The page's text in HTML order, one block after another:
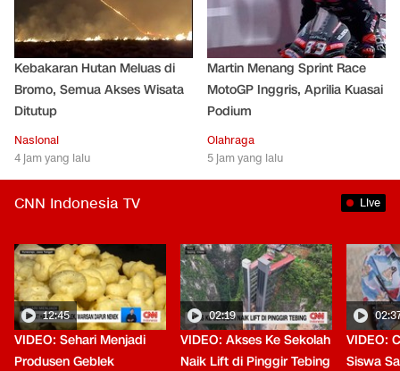
Kebakaran Hutan Meluas di
Bromo, Semua Akses Wisata
Ditutup
Nasional
4 jam yang lalu
Martin Menang Sprint Race
MotoGP Inggris, Aprilia Kuasai
Podium
Olahraga
5 jam yang lalu
CNN Indonesia TV Live
12:45
VIDEO: Sehari Menjadi
Produsen Geblek
02:19
VIDEO: Akses Ke Sekolah
Naik Lift di Pinggir Tebing
VIDEO:
Siswa